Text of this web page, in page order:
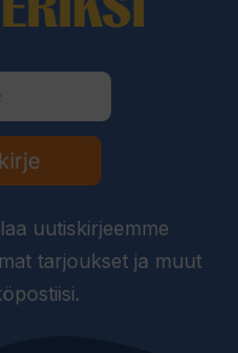
uutiskirjeemme
tarjoukset ja muut